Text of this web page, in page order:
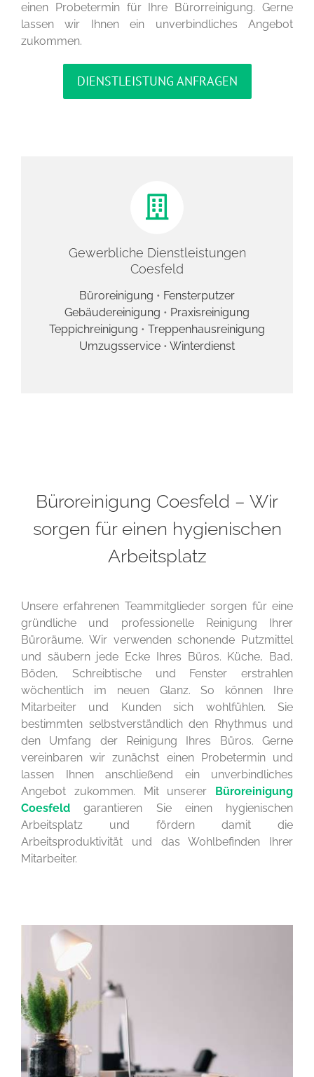
einen Probetermin für Ihre Bürorreinigung. Gerne
lassen wir Ihnen ein unverbindliches Angebot
zukommen.
DIENSTLEISTUNG ANFRAGEN
Gewerbliche Dienstleistungen
Coesfeld
Büroreinigung • Fensterputzer
Gebäudereinigung • Praxisreinigung
Teppichreinigung • Treppenhausreinigung
Umzugsservice • Winterdienst
Büroreinigung Coesfeld – Wir
sorgen für einen hygienischen
Arbeitsplatz
Unsere erfahrenen Teammitglieder sorgen für eine
gründliche und professionelle Reinigung Ihrer
Büroräume. Wir verwenden schonende Putzmittel
und säubern jede Ecke Ihres Büros. Küche, Bad,
Böden, Schreibtische und Fenster erstrahlen
wöchentlich im neuen Glanz. So können Ihre
Mitarbeiter und Kunden sich wohlfühlen. Sie
bestimmten selbstverständlich den Rhythmus und
den Umfang der Reinigung Ihres Büros. Gerne
vereinbaren wir zunächst einen Probetermin und
lassen Ihnen anschließend ein unverbindliches
Angebot zukommen. Mit unserer Büroreinigung
Coesfeld garantieren Sie einen hygienischen
Arbeitsplatz und fördern damit die
Arbeitsproduktivität und das Wohlbefinden Ihrer
Mitarbeiter.